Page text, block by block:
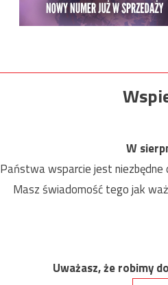
W
Państwa wsparcie jest niezbędne
Masz świadomość tego jak
Uważasz, że robimy